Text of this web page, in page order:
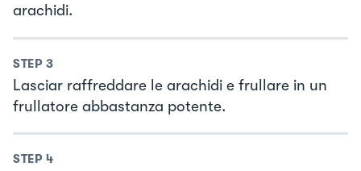
arachidi.
STEP 3
Lasciar raffreddare le arachidi e frullare in un
frullatore abbastanza potente.
STEP 4